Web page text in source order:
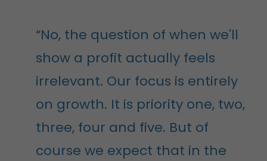
“No, the question of when we'll
show a profit actually feels
irrelevant. Our focus is entirely
on growth. It is priority one, two,
three, four and five. But of
course we expect that in the